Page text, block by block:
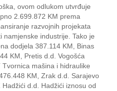
ovom odlukom utvrđuje
2.699.872 KM prema
razvojnih projekata
namjenske industrije. Tako je
dodjela 387.114 KM, Binas
KM, Pretis d.d. Vogošća
mašina i hidraulike
KM, Zrak d.d. Sarajevo
d.d. Hadžići iznosu od